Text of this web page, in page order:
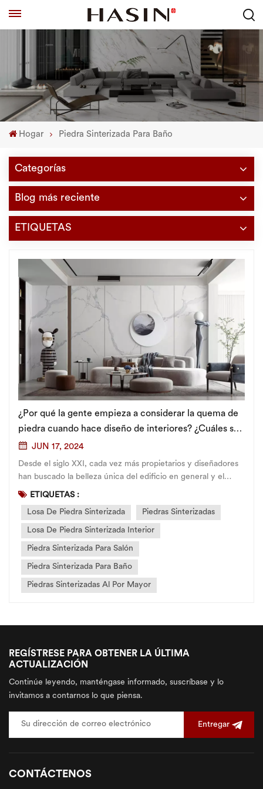
Hogar Piedra Sinterizada Para Baño
Categorías
Blog más reciente
ETIQUETAS
¿Por qué la gente empieza a considerar la quema de
piedra cuando hace diseño de interiores? ¿Cuáles son
sus ventajas?
JUN 17, 2024
Desde el siglo XXI, cada vez más propietarios y diseñadores
han buscado la belleza única del edificio en general y el
excelente rendimiento de sus productos durante el proceso
poco a poco en el campo de visión del público. En
escenarios d...
ETIQUETAS :
Losa De Piedra Sinterizada
Piedras Sinterizadas
Losa De Piedra Sinterizada Interior
Piedra Sinterizada Para Salón
Piedra Sinterizada Para Baño
Piedras Sinterizadas Al Por Mayor
REGÍSTRESE PARA OBTENER LA ÚLTIMA
ACTUALIZACIÓN
Continúe leyendo, manténgase informado, suscríbase y lo
invitamos a contarnos lo que piensa.
Entregar
CONTÁCTENOS